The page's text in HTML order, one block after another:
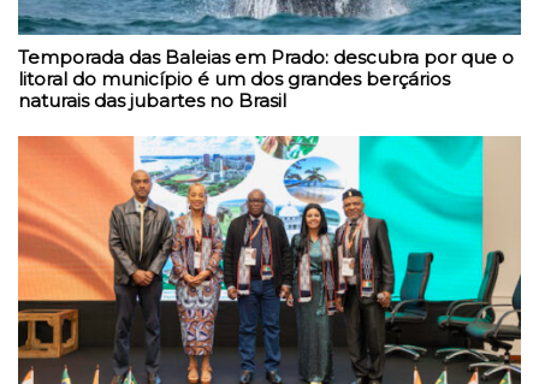
Temporada das Baleias em Prado: descubra por que o
litoral do município é um dos grandes berçários
naturais das jubartes no Brasil